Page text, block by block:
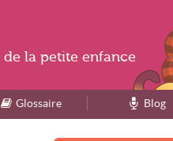
Glossaire Blog
de la petite enfance